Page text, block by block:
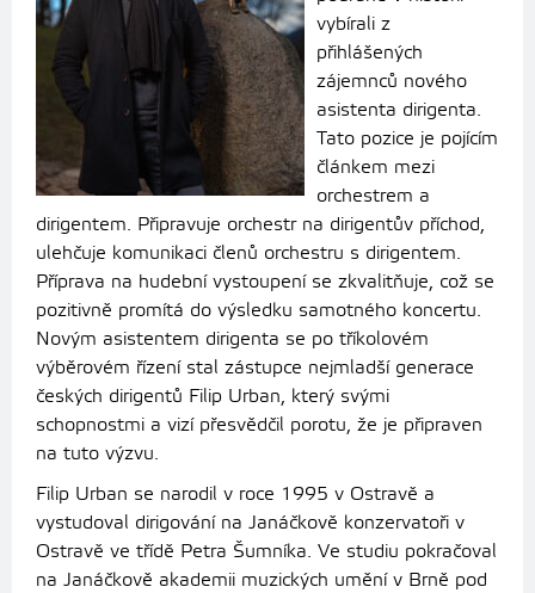
vybírali z
přihlášených
zájemnců nového
asistenta dirigenta.
Tato pozice je pojícím
článkem mezi
orchestrem a
dirigentem. Připravuje orchestr na dirigentův příchod,
ulehčuje komunikaci členů orchestru s dirigentem.
Příprava na hudební vystoupení se zkvalitňuje, což se
pozitivně promítá do výsledku samotného koncertu.
Novým asistentem dirigenta se po tříkolovém
výběrovém řízení stal zástupce nejmladší generace
českých dirigentů Filip Urban, který svými
schopnostmi a vizí přesvědčil porotu, že je připraven
na tuto výzvu.
Filip Urban se narodil v roce 1995 v Ostravě a
vystudoval dirigování na Janáčkově konzervatoři v
Ostravě ve třídě Petra Šumníka. Ve studiu pokračoval
na Janáčkově akademii muzických umění v Brně pod